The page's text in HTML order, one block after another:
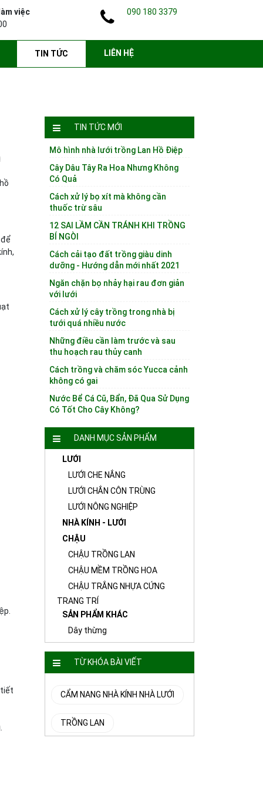
việc
090 180 3379
TIN TỨC LIÊN HỆ
để
tiết
TIN TỨC MỚI
Mô hình nhà lưới trồng Lan Hồ Điệp
Cây Dâu Tây Ra Hoa Nhưng Không
Có Quả
Cách xử lý bọ xít mà không cần
thuốc trừ sâu
12 SAI LẦM CẦN TRÁNH KHI TRỒNG
BÍ NGÒI
Cách cải tạo đất trồng giàu dinh
dưỡng - Hướng dẫn mới nhất 2021
Ngăn chặn bọ nhảy hại rau đơn giản
với lưới
Cách xử lý cây trồng trong nhà bị
tưới quá nhiều nước
Những điều cần làm trước và sau
thu hoạch rau thủy canh
Cách trồng và chăm sóc Yucca cảnh
không có gai
Nước Bể Cá Cũ, Bẩn, Đã Qua Sử Dụng
Có Tốt Cho Cây Không?
DANH MỤC SẢN PHẨM
LƯỚI
LƯỚI CHE NẮNG
LƯỚI CHẮN CÔN TRÙNG
LƯỚI NÔNG NGHIỆP
NHÀ KÍNH - LƯỚI
CHẬU
CHẬU TRỒNG LAN
CHẬU MỀM TRỒNG HOA
CHẬU TRẮNG NHỰA CỨNG
TRANG TRÍ
SẢN PHẨM KHÁC
Dây thừng
TỪ KHÓA BÀI VIẾT
CẨM NANG NHÀ KÍNH NHÀ LƯỚI
TRỒNG LAN